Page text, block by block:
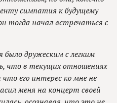
симпатия к будущему
тогда начал встречаться с
было дружеским с легким
что в текущих отношениях
его интерес ко мне не
меня на концерт своей